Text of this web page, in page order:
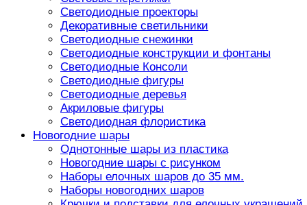
Светодиодные проекторы
Декоративные светильники
Светодиодные снежинки
Светодиодные конструкции и фонтаны
Светодиодные Консоли
Светодиодные фигуры
Светодиодные деревья
Акриловые фигуры
Светодиодная флористика
Новогодние шары
Однотонные шары из пластика
Новогодние шары с рисунком
Наборы елочных шаров до 35 мм.
Наборы новогодних шаров